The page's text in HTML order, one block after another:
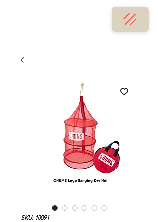
SKU: 10091